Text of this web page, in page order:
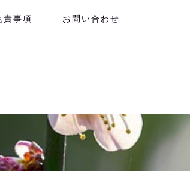
責事項 お問い合わせ